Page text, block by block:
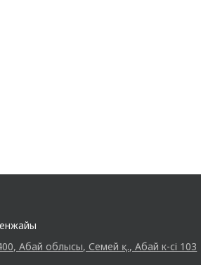
Абай облысы, Семей қ., Абай к-сі 103